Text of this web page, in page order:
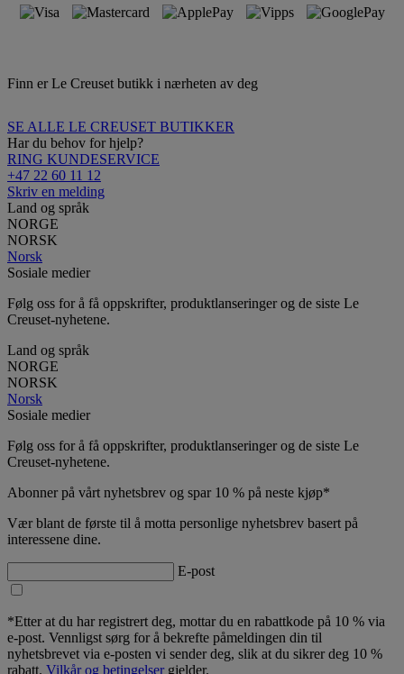
Finn er Le Creuset butikk i nærheten av deg
SE ALLE LE CREUSET BUTIKKER
Har du behov for hjelp?
RING KUNDESERVICE
+47 22 60 11 12
Skriv en melding
Land og språk
NORGE
NORSK
Norsk
Sosiale medier
Følg oss for å få oppskrifter, produktlanseringer og de siste Le
Creuset-nyhetene.
Land og språk
NORGE
NORSK
Norsk
Sosiale medier
Følg oss for å få oppskrifter, produktlanseringer og de siste Le
Creuset-nyhetene.
Abonner på vårt nyhetsbrev og spar 10 % på neste kjøp*
Vær blant de første til å motta personlige nyhetsbrev basert på
interessene dine.
E-post
*Etter at du har registrert deg, mottar du en rabattkode på 10 % via
e-post. Vennligst sørg for å bekrefte påmeldingen din til
nyhetsbrevet via e-posten vi sender deg, slik at du sikrer deg 10 %
rabatt. Vilkår og betingelsergjelder.